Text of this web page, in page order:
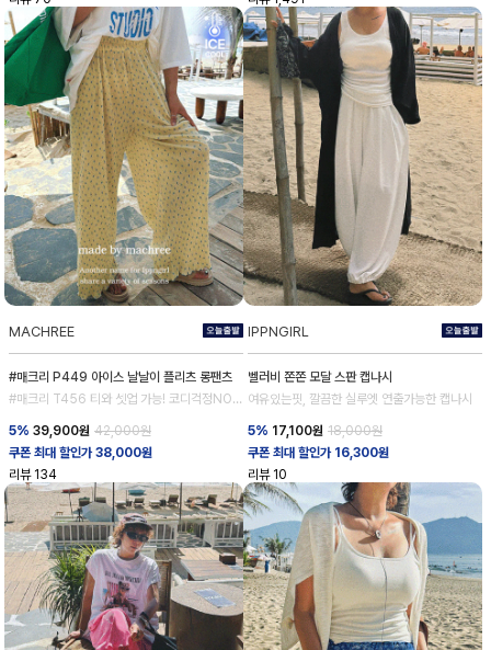
MACHREE
#매크리 P449 아이스 날날이 플리츠 롱팬츠
#매크리 T456 티와 셋업 가능! 코디걱정NO
5% 39,900원 42,000원
쿠폰 최대 할인가 38,000원
리뷰 134
IPPNGIRL
벨러비 쫀쫀 모달 스판 캡나시
여유있는핏, 깔끔한 실루엣 연출가능한 캡나시
5% 17,100원 18,000원
쿠폰 최대 할인가 16,300원
리뷰 10